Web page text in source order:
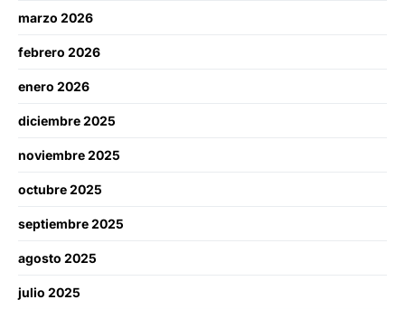
marzo 2026
febrero 2026
enero 2026
diciembre 2025
noviembre 2025
octubre 2025
septiembre 2025
agosto 2025
julio 2025